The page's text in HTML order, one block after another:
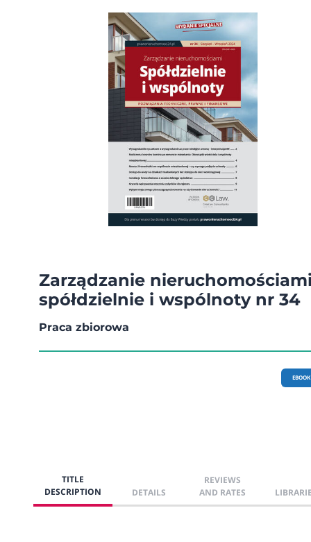
Zarządzanie
spółdzielnie i wspólnoty nr 34
Praca zbiorowa
EBOOK
TITLE
DESCRIPTION
DETAILS
REVIEWS
AND RATES